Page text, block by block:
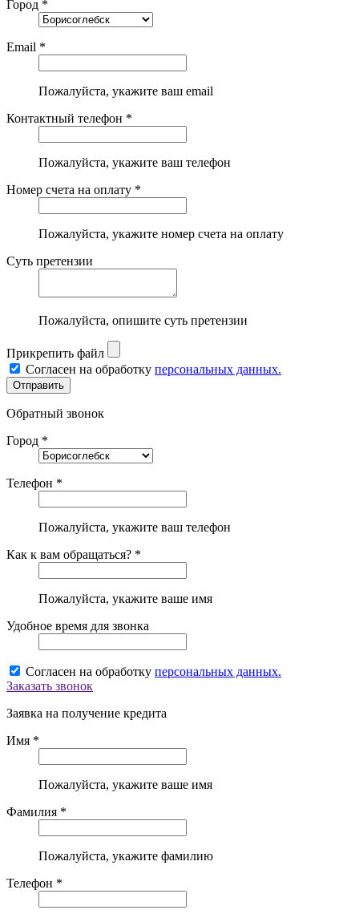
Город *
Email *
Пожалуйста, укажите ваш email
Контактный телефон *
Пожалуйста, укажите ваш телефон
Номер счета на оплату *
Пожалуйста, укажите номер счета на оплату
Суть претензии
Пожалуйста, опишите суть претензии
Прикрепить файл
Согласен на обработку персональных данных.
Обратный звонок
Город *
Телефон *
Пожалуйста, укажите ваш телефон
Как к вам обращаться? *
Пожалуйста, укажите ваше имя
Удобное время для звонка
Согласен на обработку персональных данных.
Заказать звонок
Заявка на получение кредита
Имя *
Пожалуйста, укажите ваше имя
Фамилия *
Пожалуйста, укажите фамилию
Телефон *